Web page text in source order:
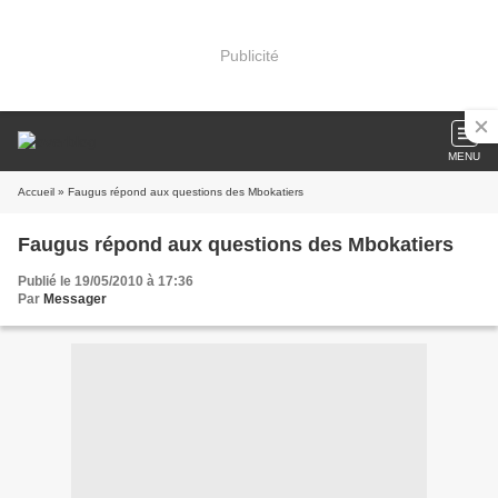
Publicité
MENU
Accueil » Faugus répond aux questions des Mbokatiers
Faugus répond aux questions des Mbokatiers
Publié le 19/05/2010 à 17:36
Par Messager